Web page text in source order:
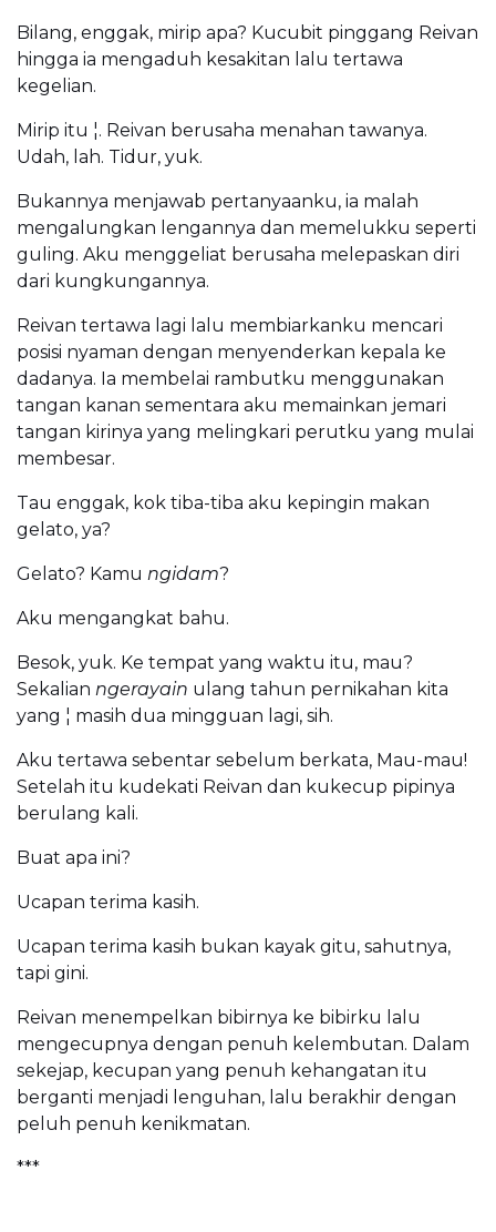
Bilang, enggak, mirip apa? Kucubit pinggang Reivan
hingga ia mengaduh kesakitan lalu tertawa
kegelian.
Mirip itu ¦. Reivan berusaha menahan tawanya.
Udah, lah. Tidur, yuk.
Bukannya menjawab pertanyaanku, ia malah
mengalungkan lengannya dan memelukku seperti
guling. Aku menggeliat berusaha melepaskan diri
dari kungkungannya.
Reivan tertawa lagi lalu membiarkanku mencari
posisi nyaman dengan menyenderkan kepala ke
dadanya. Ia membelai rambutku menggunakan
tangan kanan sementara aku memainkan jemari
tangan kirinya yang melingkari perutku yang mulai
membesar.
Tau enggak, kok tiba-tiba aku kepingin makan
gelato, ya?
Gelato? Kamu ngidam?
Aku mengangkat bahu.
Besok, yuk. Ke tempat yang waktu itu, mau?
Sekalian ngerayain ulang tahun pernikahan kita
yang ¦ masih dua mingguan lagi, sih.
Aku tertawa sebentar sebelum berkata, Mau-mau!
Setelah itu kudekati Reivan dan kukecup pipinya
berulang kali.
Buat apa ini?
Ucapan terima kasih.
Ucapan terima kasih bukan kayak gitu, sahutnya,
tapi gini.
Reivan menempelkan bibirnya ke bibirku lalu
mengecupnya dengan penuh kelembutan. Dalam
sekejap, kecupan yang penuh kehangatan itu
berganti menjadi lenguhan, lalu berakhir dengan
peluh penuh kenikmatan.
***